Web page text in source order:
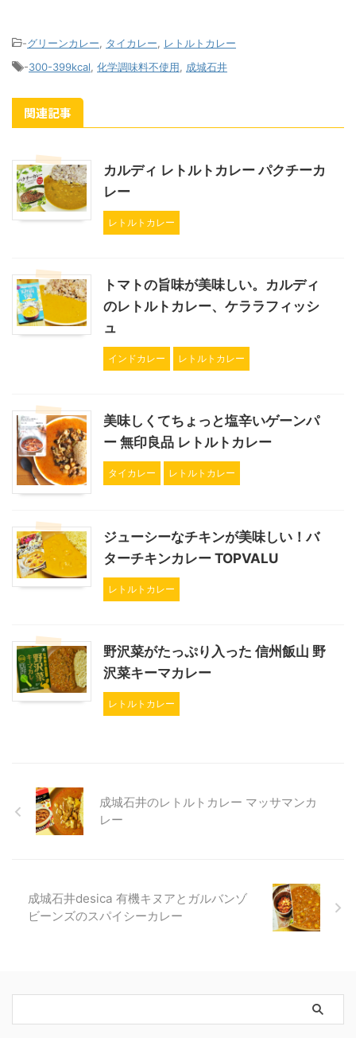
-グリーンカレー, タイカレー, レトルトカレー
-300-399kcal, 化学調味料不使用, 成城石井
関連記事
カルディ レトルトカレー パクチーカ
レー
レトルトカレー
トマトの旨味が美味しい。カルディ
のレトルトカレー、ケララフィッシ
ュ
インドカレー レトルトカレー
美味しくてちょっと塩辛いゲーンパ
ー 無印良品 レトルトカレー
タイカレー レトルトカレー
ジューシーなチキンが美味しい！バ
ターチキンカレー TOPVALU
レトルトカレー
野沢菜がたっぷり入った 信州飯山 野
沢菜キーマカレー
レトルトカレー
成城石井のレトルトカレー マッサマンカ
レー
成城石井desica 有機キヌアとガルバンゾ
ビーンズのスパイシーカレー